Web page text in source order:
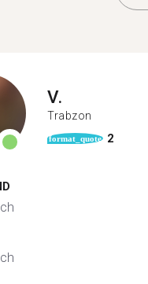
V.
Trabzon
format_quote 2